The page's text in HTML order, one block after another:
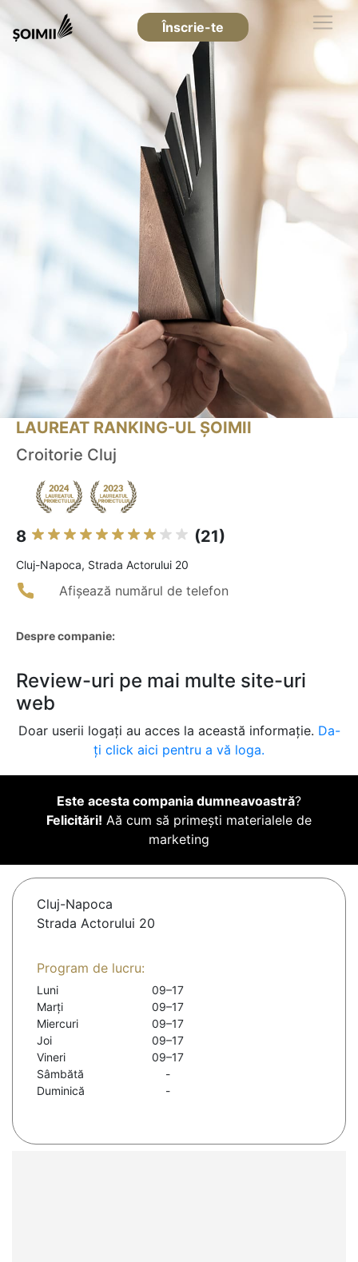
Înscrie-te
LAUREAT RANKING-UL ȘOIMII
Croitorie Cluj
8 (21)
Cluj-Napoca, Strada Actorului 20
Afișează numărul de telefon
Despre companie:
Review-uri pe mai multe site-uri
web
Doar userii logați au acces la această informație. Da-
ți click aici pentru a vă loga.
Este acesta compania dumneavoastră?
Felicitări! Aă cum să primești materialele de
marketing
Cluj-Napoca
Strada Actorului 20
Program de lucru:
Luni
09–17
Marți
09–17
Miercuri
09–17
Joi
09–17
Vineri
09–17
Sâmbătă
-
Duminică
-